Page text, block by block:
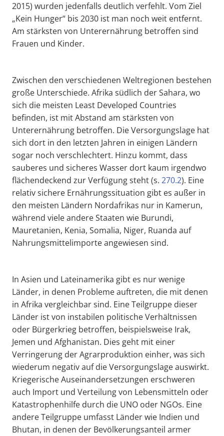
2015) wurden jedenfalls deutlich verfehlt. Vom Ziel
„Kein Hunger“ bis 2030 ist man noch weit entfernt.
Am stärksten von Unterernährung betroffen sind
Frauen und Kinder.
Zwischen den verschiedenen Weltregionen bestehen
große Unterschiede. Afrika südlich der Sahara, wo
sich die meisten Least Developed Countries
befinden, ist mit Abstand am stärksten von
Unterernährung betroffen. Die Versorgungslage hat
sich dort in den letzten Jahren in einigen Ländern
sogar noch verschlechtert. Hinzu kommt, dass
sauberes und sicheres Wasser dort kaum irgendwo
flächendeckend zur Verfügung steht (s. 270.2). Eine
relativ sichere Ernährungssituation gibt es außer in
den meisten Ländern Nordafrikas nur in Kamerun,
während viele andere Staaten wie Burundi,
Mauretanien, Kenia, Somalia, Niger, Ruanda auf
Nahrungsmittelimporte angewiesen sind.
In Asien und Lateinamerika gibt es nur wenige
Länder, in denen Probleme auftreten, die mit denen
in Afrika vergleichbar sind. Eine Teilgruppe dieser
Länder ist von instabilen politische Verhältnissen
oder Bürgerkrieg betroffen, beispielsweise Irak,
Jemen und Afghanistan. Dies geht mit einer
Verringerung der Agrarproduktion einher, was sich
wiederum negativ auf die Versorgungslage auswirkt.
Kriegerische Auseinandersetzungen erschweren
auch Import und Verteilung von Lebensmitteln oder
Katastrophenhilfe durch die UNO oder NGOs. Eine
andere Teilgruppe umfasst Länder wie Indien und
Bhutan, in denen der Bevölkerungsanteil armer